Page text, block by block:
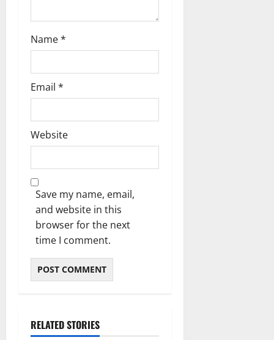
Name*
Email *
Website
Save my name, email,
and website in this
browser for the next
time I comment.
RELATED STORIES